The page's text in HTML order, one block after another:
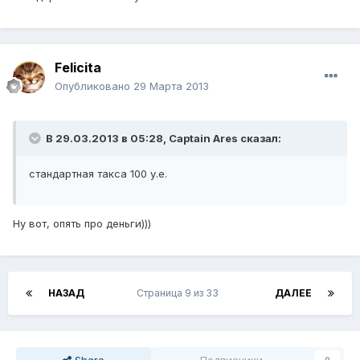
Felicita
Опубликовано 29 Марта 2013
В 29.03.2013 в 05:28, Captain Ares сказал:
стандартная такса 100 у.е.
Ну вот, опять про деньги)))
НАЗАД ДАЛЕЕ
Страница 9 из 33